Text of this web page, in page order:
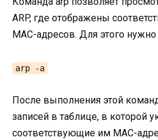
ARP, где отображены
MAC-адресов. Для этого
arp -a
После выполнения этой
записей в таблице, в которой
соответствующие им MAC-